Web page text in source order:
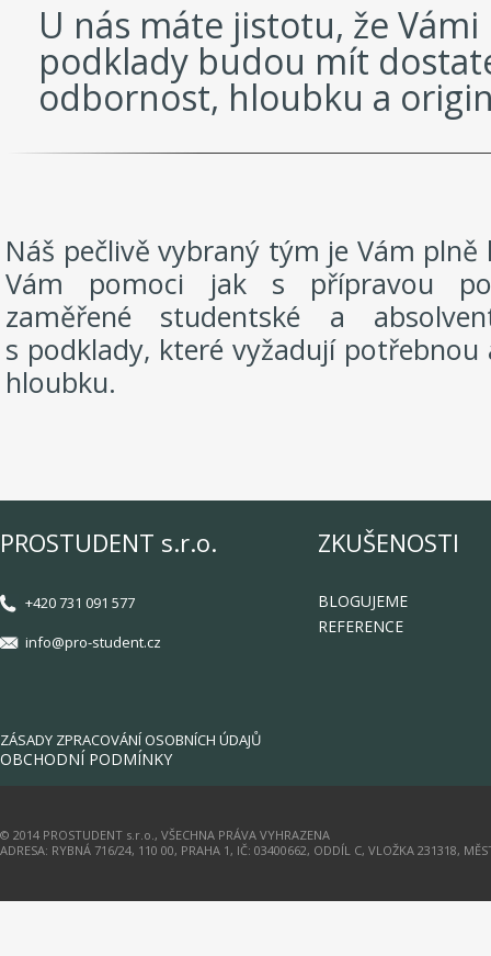
U nás máte jistotu, že
podklady budou mít
odbornost, hloubku a
Náš pečlivě vybraný tým je Vám
Vám pomoci jak s přípravou
zaměřené studentské a
s podklady, které vyžadují
hloubku.
PROSTUDENT s.r.o.
+420 731 091 577
info@pro-student.cz
ZÁSADY ZPRACOVÁNÍ OSOBNÍCH ÚDAJŮ
OBCHODNÍ PODMÍNKY
ZKUŠENOSTI
BLOGUJEME
REFERENCE
© 2014 PROSTUDENT s.r.o., VŠECHNA PRÁVA VYHRAZENA
ADRESA: RYBNÁ 716/24, 110 00, PRAHA 1, IČ: 03400662, ODDÍL C, VLOŽKA 231318,